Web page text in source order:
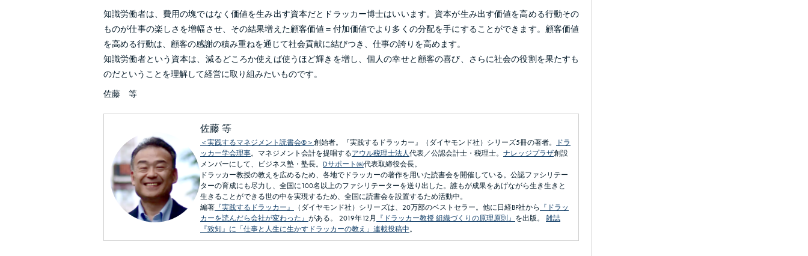
知識労働者は、費用の塊ではなく価値を生み出す資本だとドラッカー博士はいいます。資本が生み出す価値を高める行動その
ものが仕事の楽しさを増幅させ、その結果増えた顧客価値＝付加価値でより多くの分配を手にすることができます。顧客価値
を高める行動は、顧客の感謝の積み重ねを通じて社会貢献に結びつき、仕事の誇りを高めます。
知識労働者という資本は、減るどころか使えば使うほど輝きを増し、個人の幸せと顧客の喜び、さらに社会の役割を果たすも
のだということを理解して経営に取り組みたいものです。
佐藤 等
佐藤 等
＜実践するマネジメント読書会®＞創始者。『実践するドラッカー』（ダイヤモンド社）シリーズ5冊の著者。
ドラ
ッカー学会理事。マネジメント会計を提唱するアウル税理士法人代表／公認会計士・税理士。 ナレッジプラザ創設
メンバーにして、ビジネス塾・塾長。 Dサポート㈱代表取締役会長。
ドラッカー教授の教えを広めるため、各地でドラッカーの著作を用いた読書会を開催している。公認ファシリテー
ターの育成にも尽力し、全国に100名以上のファシリテーターを送り出した。誰もが成果をあげながら生き生きと
生きることができる世の中を実現するため、全国に読書会を設置するため活動中。
編著 『実践するドラッカー』 （ダイヤモンド社）シリーズは、20万部のベストセラー。他に日経BP社から 『ドラッ
カーを読んだら会社が変わった』 がある。 2019年12月 『ドラッカー教授 組織づくりの原理原則』 を出版。 雑誌
『致知』に「仕事と人生に生かすドラッカーの教え」連載投稿中。